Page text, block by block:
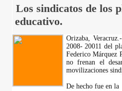
Los sindicatos de los
educativo.
Orizaba,
2008- 20011 del
Federico Márquez
no frenan el
movilizaciones
De hecho fue en la